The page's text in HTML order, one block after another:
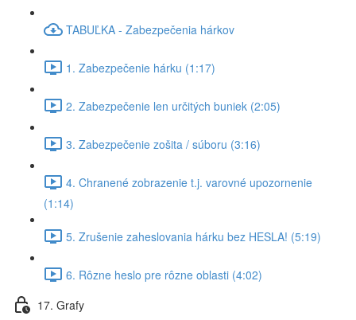
TABUĽKA - Zabezpečenia hárkov
1. Zabezpečenie hárku (1:17)
2. Zabezpečenie len určitých buniek (2:05)
3. Zabezpečenie zošita / súboru (3:16)
4. Chranené zobrazenie t.j. varovné upozornenie
(1:14)
5. Zrušenie zaheslovania hárku bez HESLA! (5:19)
6. Rôzne heslo pre rôzne oblasti (4:02)
17. Grafy